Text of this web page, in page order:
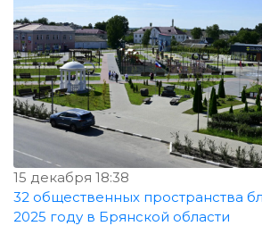
15 декабря 18:38
32 общественных пространства
2025 году в Брянской области